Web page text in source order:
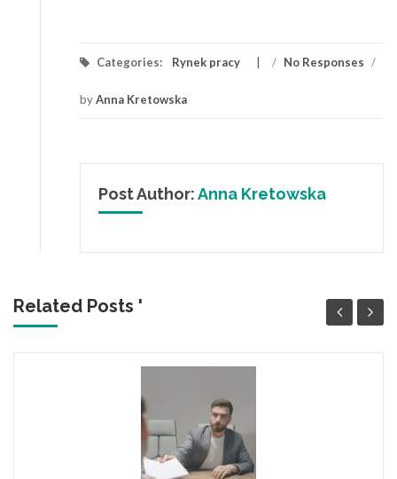
Categories: Rynek pracy / No Responses /
byAnna Kretowska
Post Author:Anna Kretowska
Related Posts '